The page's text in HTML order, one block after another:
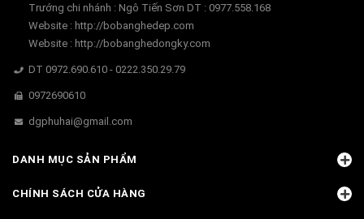
Trướng chi nhánh : Ngô Tiến Sơn DT : 0977.558.168
Website : http://bobanghedep.com
Website : http://bobanghedongky.com
DT 0972.690.610 - 0222.350.29.79
0972690610
dgphuhai@gmail.com
DANH MỤC SẢN PHẨM
CHÍNH SÁCH CỬA HÀNG